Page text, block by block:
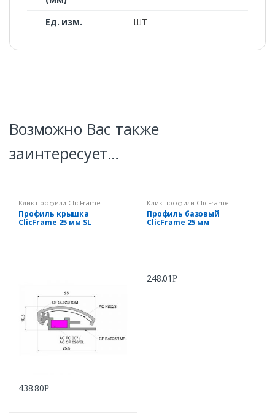
Ед. изм. ШТ
Возможно Вас также
заинтересует…
Клик профили ClicFrame
Профиль крышка
ClicFrame 25 мм SL
438.80Р
Клик профили ClicFrame
Профиль базовый
ClicFrame 25 мм
248.01Р